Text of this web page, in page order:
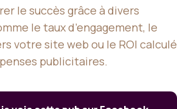
le succès grâce à divers
le taux d’engagement, le
votre site web ou le ROI calculé
publicitaires.